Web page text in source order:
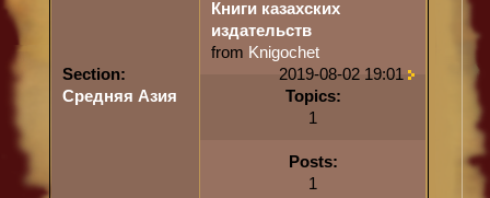
Section:
Средняя Азия
Книги казахских
издательств
from Knigochet
2019-08-02 19:01
Topics:
1
Posts:
1